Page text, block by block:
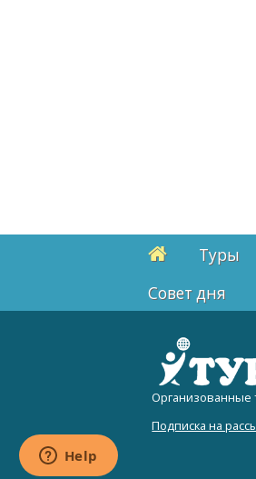
Туры
Cовет дня
Организованные
Подписка на